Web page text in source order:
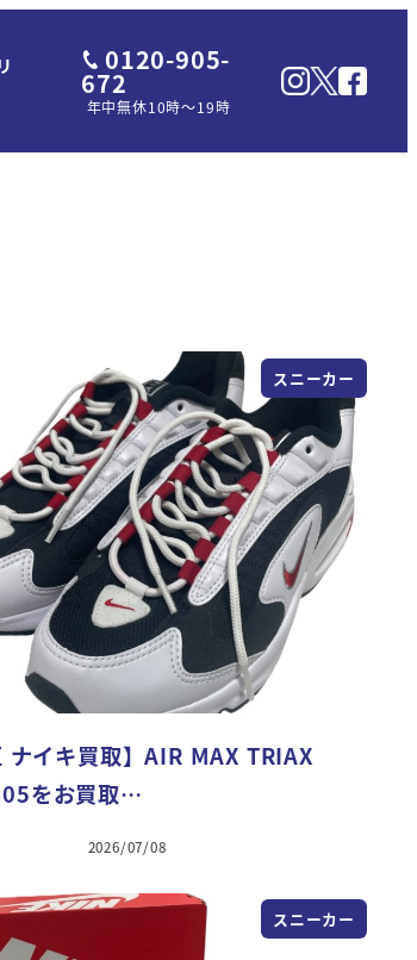
0120-905-
672
年中無休10時～19時
スニーカー
ナイキ買取】AIR MAX TRIAX
をお買取…
2026/07/08
スニーカー